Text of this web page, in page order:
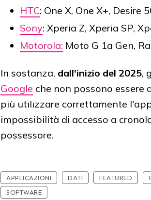
HTC: One X, One X+, Desire
Sony: Xperia Z, Xperia SP,
Motorola: Moto G 1a Gen,
In sostanza, dall'inizio del 2025,
Google che non possono essere
più utilizzare correttamente
impossibilità di accesso a
possessore.
APPLICAZIONI DATI FEATURED
SOFTWARE